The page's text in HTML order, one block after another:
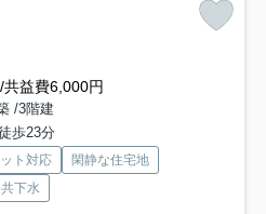
共益費6,000円
/3階建
歩23分
ト対応
閑静な住宅地
下水